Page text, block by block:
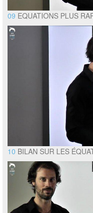
09 EQUATIONS PLUS
10 BILAN SUR LES